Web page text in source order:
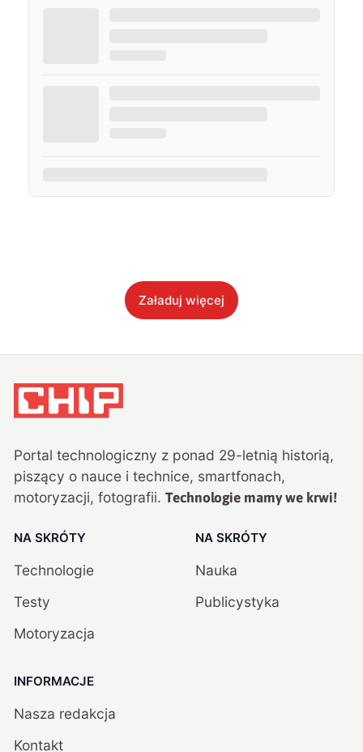
Załaduj więcej
Portal technologiczny z ponad 29-letnią historią,
piszący o nauce i technice, smartfonach,
motoryzacji, fotografii. Technologie mamy we krwi!
NA SKRÓTY
Technologie
Testy
Motoryzacja
NA SKRÓTY
Nauka
Publicystyka
INFORMACJE
Nasza redakcja
Kontakt